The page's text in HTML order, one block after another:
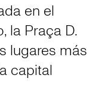
en el
la Praça D.
lugares más
capital